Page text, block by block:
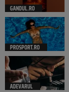
GANDUL.RO
PROSPORT.RO
ADEVARUL